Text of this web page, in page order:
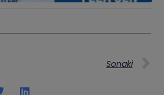
Sonaki